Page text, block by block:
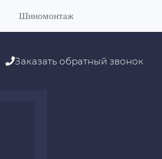
Шиномонтаж
Заказать обратный звонок